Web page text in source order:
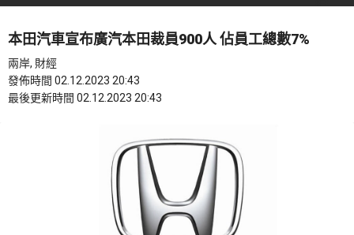
本田汽車宣布廣汽本田裁員900人 佔員工總數7%
兩岸, 財經
發佈時間 02.12.2023 20:43
最後更新時間 02.12.2023 20:43